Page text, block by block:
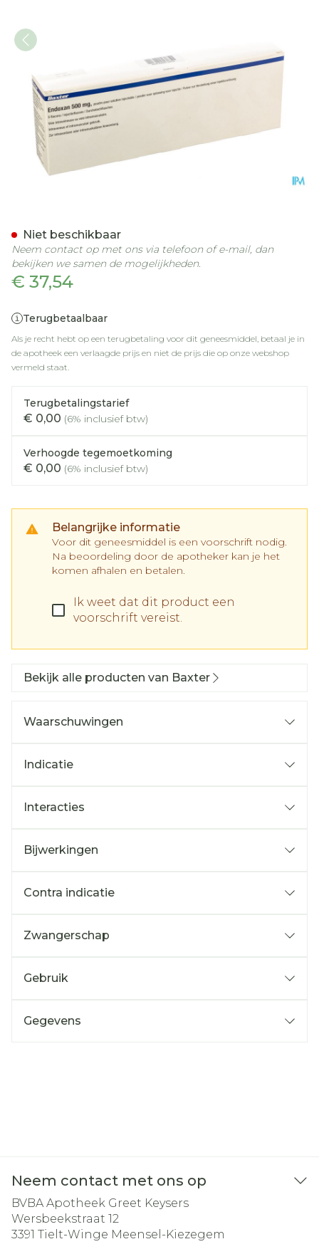
€ 37,54
Terugbetaalbaar
Als je recht hebt op een terugbetaling voor dit geneesmiddel, betaal je in
de apotheek een verlaagde prijs en niet de prijs die op onze webshop
vermeld staat.
Terugbetalingstarief
€ 0,00 (6% inclusief btw)
Verhoogde tegemoetkoming
€ 0,00 (6% inclusief btw)
Belangrijke informatie
Voor dit geneesmiddel is een voorschrift nodig.
Na beoordeling door de apotheker kan je het
komen afhalen en betalen.
Ik weet dat dit product een
voorschrift vereist.
Niet beschikbaar
Neem contact op met ons via telefoon of e-mail, dan
bekijken we samen de mogelijkheden.
Bekijk alle producten van Baxter
Waarschuwingen
Indicatie
Interacties
Bijwerkingen
Contra indicatie
Zwangerschap
Gebruik
Gegevens
Neem contact met ons op
BVBA Apotheek Greet Keysers
Wersbeekstraat 12
3391 Tielt-Winge Meensel-Kiezegem